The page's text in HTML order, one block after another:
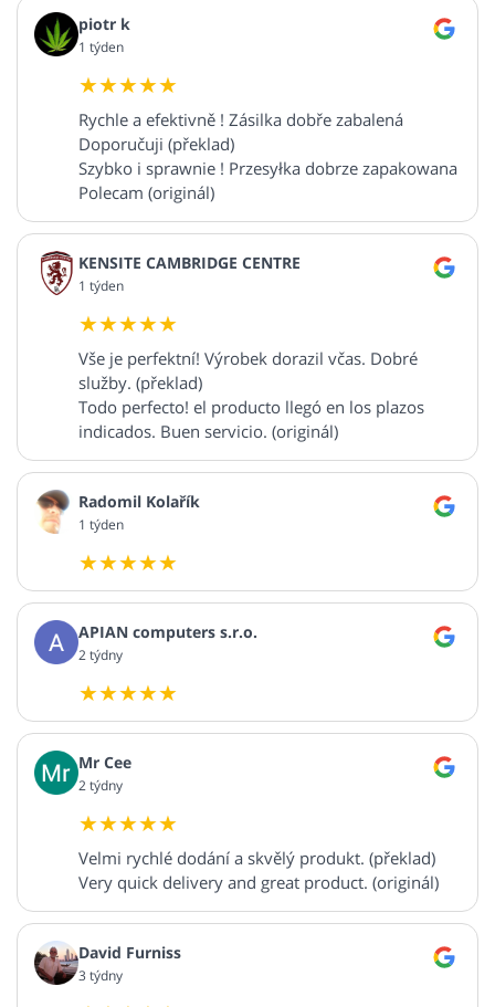
piotr k
1 týden
Rychle a efektivně ! Zásilka dobře zabalená
Doporučuji (překlad)
Szybko i sprawnie ! Przesyłka dobrze zapakowana
Polecam (originál)
KENSITE CAMBRIDGE CENTRE
1 týden
Vše je perfektní! Výrobek dorazil včas. Dobré
služby. (překlad)
Todo perfecto! el producto llegó en los plazos
indicados. Buen servicio. (originál)
Radomil Kolařík
1 týden
APIAN computers s.r.o.
2 týdny
Mr Cee
2 týdny
Velmi rychlé dodání a skvělý produkt. (překlad)
Very quick delivery and great product. (originál)
David Furniss
3 týdny